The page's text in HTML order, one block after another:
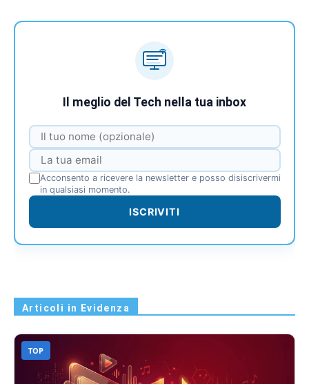
Il meglio del Tech nella tua inbox
Acconsento a ricevere la newsletter e posso disiscrivermi
in qualsiasi momento.
ISCRIVITI
Articoli in Evidenza
TOP